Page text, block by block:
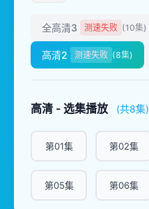
全高清3 测速失败 (10集)
高清2 测速失败 (8集)
高清 - 选集播放 (共8集)
第01集 第02集
第05集 第06集